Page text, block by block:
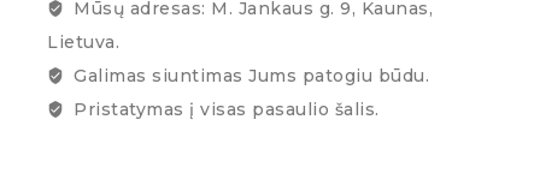
Mūsų adresas: M. Jankaus g. 9, Kaunas,
Lietuva.
Galimas siuntimas Jums patogiu būdu.
Pristatymas į visas pasaulio šalis.